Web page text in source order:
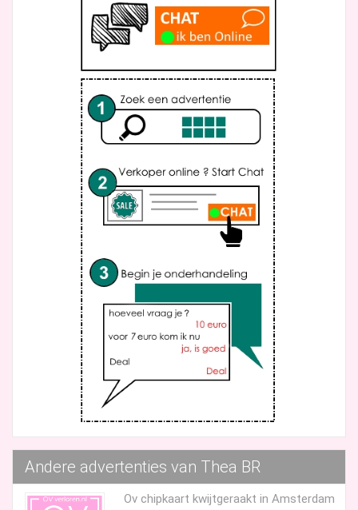
Andere advertenties van Thea BR
Ov chipkaart kwijtgeraakt in Amsterdam